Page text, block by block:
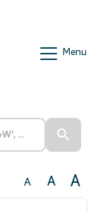
Menu
A A A